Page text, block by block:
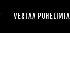
VERTAA PUHELIMIA